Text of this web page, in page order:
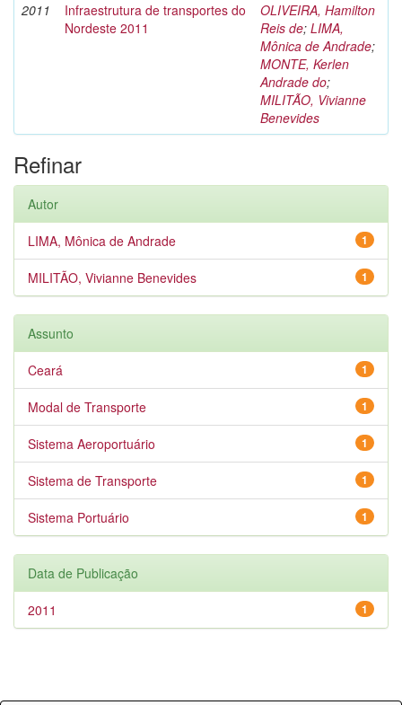
2011
Infraestrutura de transportes do
Nordeste 2011
OLIVEIRA, Hamilton
Reis de; LIMA,
Mônica de Andrade;
MONTE, Kerlen
Andrade do;
MILITÃO, Vivianne
Benevides
Refinar
Autor
1
LIMA, Mônica de Andrade
1
MILITÃO, Vivianne Benevides
Assunto
1
Ceará
1
Modal de Transporte
1
Sistema Aeroportuário
1
Sistema de Transporte
1
Sistema Portuário
Data de Publicação
1
2011